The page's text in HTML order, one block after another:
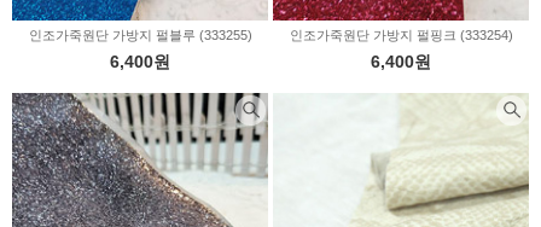
인조가죽원단 가방지 펄블루 (333255)
6,400원
인조가죽원단 가방지 펄핑크 (333254)
6,400원